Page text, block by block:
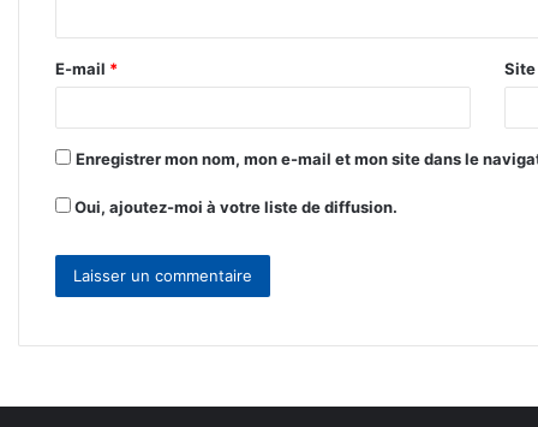
e
*
E-mail *
Enregistrer mon nom, mon e-mail et mon site dans le
Oui, ajoutez-moi à votre liste de diffusion.